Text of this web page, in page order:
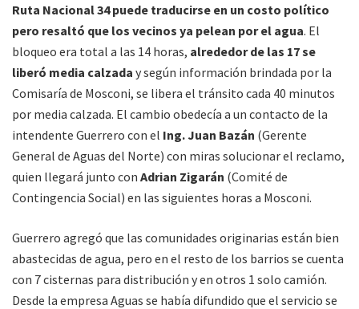
Ruta Nacional 34 puede traducirse en un costo político
pero resaltó que los vecinos ya pelean por el agua. El
bloqueo era total a las 14 horas, alrededor de las 17 se
liberó media calzada y según información brindada por la
Comisaría de Mosconi, se libera el tránsito cada 40 minutos
por media calzada. El cambio obedecía a un contacto de la
intendente Guerrero con el Ing. Juan Bazán (Gerente
General de Aguas del Norte) con miras solucionar el reclamo,
quien llegará junto con Adrian Zigarán (Comité de
Contingencia Social) en las siguientes horas a Mosconi.
Guerrero agregó que las comunidades originarias están bien
abastecidas de agua, pero en el resto de los barrios se cuenta
con 7 cisternas para distribución y en otros 1 solo camión.
Desde la empresa Aguas se había difundido que el servicio se